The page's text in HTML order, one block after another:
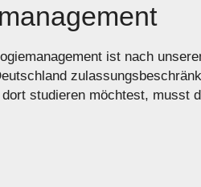
ist nach
dort studieren möchtest, musst